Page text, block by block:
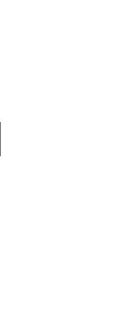
for Soci